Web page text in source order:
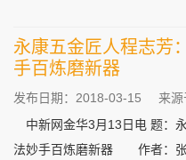
永康五金匠人程志芳
手百炼磨新器
发布日期：2018-03-15
来源
中新网金华3月13日电 题：
法妙手百炼磨新器 作者：